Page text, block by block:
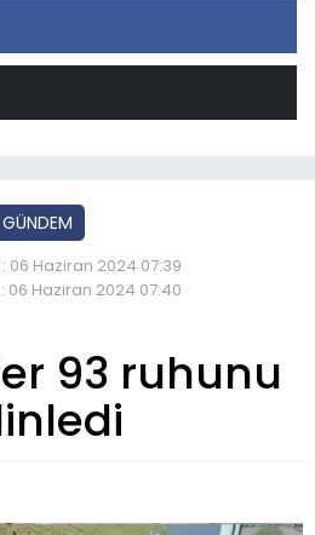
GÜNDEM
06 Haziran 2024 07:39
06 Haziran 2024 07:40
93 ruhunu